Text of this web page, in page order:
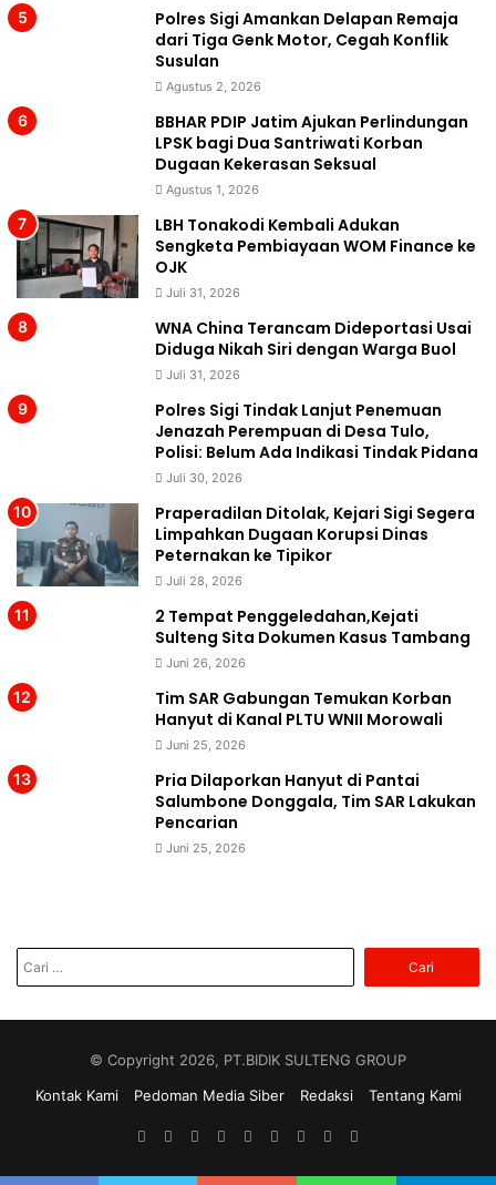
Polres Sigi Amankan Delapan Remaja
dari Tiga Genk Motor, Cegah Konflik
Susulan
Agustus 2, 2026
BBHAR PDIP Jatim Ajukan Perlindungan
LPSK bagi Dua Santriwati Korban
Dugaan Kekerasan Seksual
Agustus 1, 2026
LBH Tonakodi Kembali Adukan
Sengketa Pembiayaan WOM Finance ke
OJK
Juli 31, 2026
WNA China Terancam Dideportasi Usai
Diduga Nikah Siri dengan Warga Buol
Juli 31, 2026
Polres Sigi Tindak Lanjut Penemuan
Jenazah Perempuan di Desa Tulo,
Polisi: Belum Ada Indikasi Tindak Pidana
Juli 30, 2026
Praperadilan Ditolak, Kejari Sigi Segera
Limpahkan Dugaan Korupsi Dinas
Peternakan ke Tipikor
Juli 28, 2026
2 Tempat Penggeledahan,Kejati
Sulteng Sita Dokumen Kasus Tambang
Juni 26, 2026
Tim SAR Gabungan Temukan Korban
Hanyut di Kanal PLTU WNII Morowali
Juni 25, 2026
Pria Dilaporkan Hanyut di Pantai
Salumbone Donggala, Tim SAR Lakukan
Pencarian
Juni 25, 2026
untuk:
© Copyright 2026, PT.BIDIK SULTENG GROUP
Kontak Kami
Pedoman Media Siber Redaksi Tentang Kami